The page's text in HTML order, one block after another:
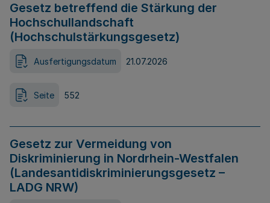
Gesetz betreffend die Stärkung der
Hochschullandschaft
(Hochschulstärkungsgesetz)
Ausfertigungsdatum 21.07.2026
Seite 552
Gesetz zur Vermeidung von
Diskriminierung in Nordrhein-Westfalen
(Landesantidiskriminierungsgesetz –
LADG NRW)